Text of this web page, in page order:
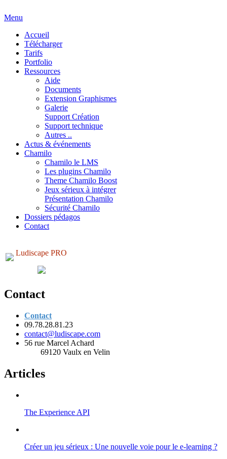
Menu
Accueil
Télécharger
Tarifs
Portfolio
Ressources
Aide
Documents
Extension Graphismes
Galerie
Support Création
Support technique
Autres ..
Actus & événements
Chamilo
Chamilo le LMS
Les plugins Chamilo
Theme Chamilo Boost
Jeux sérieux à intégrer
Présentation Chamilo
Sécurité Chamilo
Dossiers pédagos
Contact
Ludiscape PRO
Contact
Contact
09.78.28.81.23
contact@ludiscape.com
56 rue Marcel Achard
69120 Vaulx en Velin
Articles
The Experience API
Créer un jeu sérieux : Une nouvelle voie pour le e-learning ?